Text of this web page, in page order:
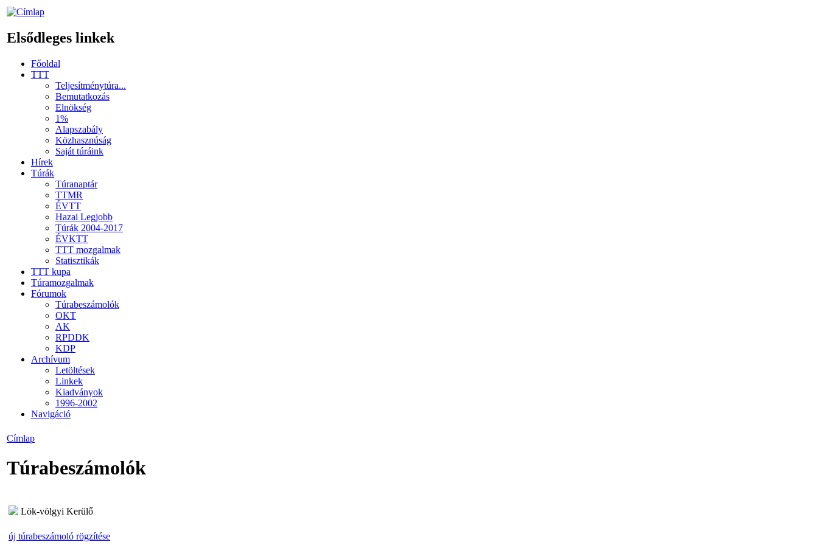
Elsődleges linkek
Főoldal
TTT
Teljesítménytúra...
Bemutatkozás
Elnökség
1%
Alapszabály
Közhasznúság
Saját túráink
Hírek
Túrák
Túranaptár
TTMR
ÉVTT
Hazai Legjobb
Túrák 2004-2017
ÉVKTT
TTT mozgalmak
Statisztikák
TTT kupa
Túramozgalmak
Fórumok
Túrabeszámolók
OKT
AK
RPDDK
KDP
Archívum
Letöltések
Linkek
Kiadványok
1996-2002
Navigáció
Címlap
Túrabeszámolók
Lök-völgyi Kerülő
új túrabeszámoló rögzítése